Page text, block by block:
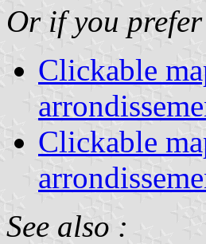
Or if you
Clickable
Clickable
See also :